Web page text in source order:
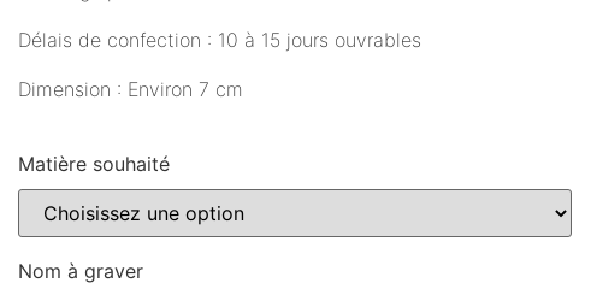
Délais de confection : 10 à 15 jours ouvrables
Dimension : Environ 7 cm
Matière souhaité
Nom à graver